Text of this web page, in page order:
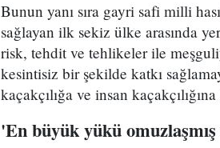
Bunun yanı sıra gayri safi milli
sağlayan ilk sekiz ülke arasında
risk, tehdit ve tehlikeler ile
kesintisiz bir şekilde katkı
kaçakçılığa ve insan
'En büyük yükü